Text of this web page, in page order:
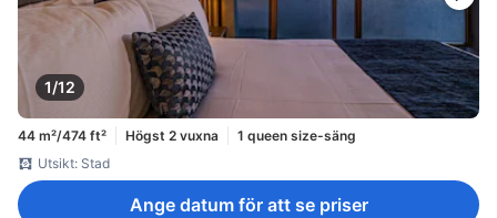
1/12
44 m²/474 ft² Högst 2 vuxna
1 queen size-säng
Utsikt: Stad
Ange datum för att se priser